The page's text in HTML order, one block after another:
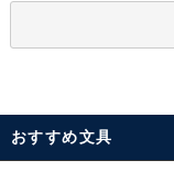
おすすめ文具